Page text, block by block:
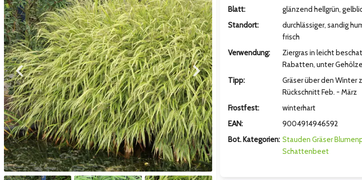
Zum vorigen Bild Zum nächsten Bild
Blatt:
glänzend hellgrün,
Standort:
durchlässiger, sandig
frisch
Verwendung:
Ziergras in leicht
Rabatten, unter
Tipp:
Gräser über den Winter
Rückschnitt Feb. - März
Frostfest:
winterhart
EAN:
9004914946592
Bot. Kategorien: Stauden Gräser
Schattenbeet